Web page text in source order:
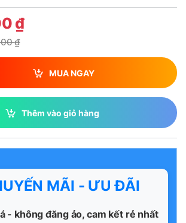
₫
₫
MUA NGAY
Thêm vào giỏ hàng
MÃI - ƯU ĐÃI
- không đăng ảo, cam kết rẻ nhất